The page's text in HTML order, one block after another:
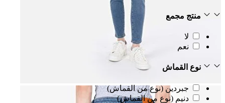
منتج مجمع
لا
نعم
نوع القماش
جبردين (نوع من القماش)
دنيم (نوع من القماش)